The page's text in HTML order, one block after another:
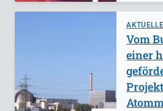
Vom
einer